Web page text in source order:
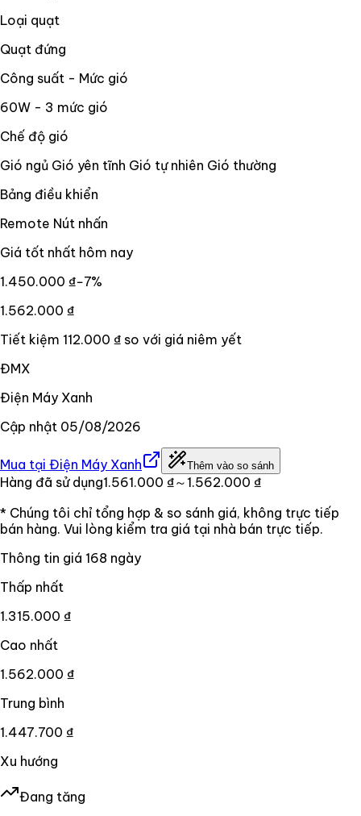
Loại quạt
Quạt đứng
Công suất - Mức gió
60W - 3 mức gió
Chế độ gió
Gió ngủ Gió yên tĩnh Gió tự nhiên Gió thường
Bảng điều khiển
Remote Nút nhấn
Giá tốt nhất hôm nay
1.450.000 ₫−7%
1.562.000 ₫
Tiết kiệm 112.000 ₫ so với giá niêm yết
ĐMX
Điện Máy Xanh
Cập nhật 05/08/2026
Mua tại Điện Máy Xanh Thêm vào so sánh
Hàng đã sử dụng1.561.000 ₫～1.562.000 ₫
* Chúng tôi chỉ tổng hợp & so sánh giá, không trực tiếp
bán hàng. Vui lòng kiểm tra giá tại nhà bán trực tiếp.
Thông tin giá 168 ngày
Thấp nhất
1.315.000 ₫
Cao nhất
1.562.000 ₫
Trung bình
1.447.700 ₫
Xu hướng
Đang tăng